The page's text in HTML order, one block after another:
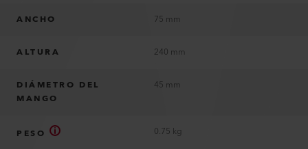
ANCHO 75 mm
ALTURA 240 mm
DIÁMETRO DEL
MANGO
45 mm
PESO 0.75 kg